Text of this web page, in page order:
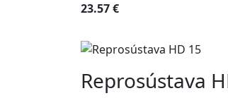
23.57 €
Reprosústava